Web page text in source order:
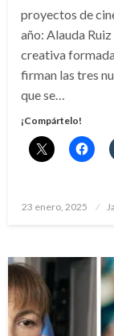
proyectos de
año: Alauda
creativa
firman las tres
que se…
¡Compártelo!
Publicado
23 enero, 2025